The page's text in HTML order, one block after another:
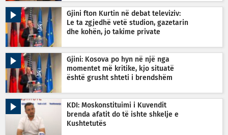
Gjini fton Kurtin në debat televiziv:
Le ta zgjedhë vetë studion, gazetarin
dhe kohën, jo takime private
Gjini: Kosova po hyn në një nga
momentet më kritike, kjo situatë
është grusht shteti i brendshëm
KDI: Moskonstituimi i Kuvendit
brenda afatit do të ishte shkelje e
Kushtetutës